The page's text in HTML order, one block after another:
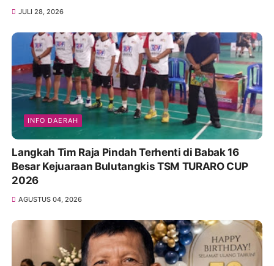
JULI 28, 2026
INFO DAERAH
Langkah Tim Raja Pindah Terhenti di Babak 16
Besar Kejuaraan Bulutangkis TSM TURARO CUP
2026
AGUSTUS 04, 2026